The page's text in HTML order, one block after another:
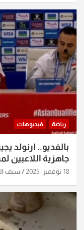
رياضة فيديوهات
بالفديو.. ارنولد
جاهزية اللاعبين
18 نوفمبر، 2025 سيف